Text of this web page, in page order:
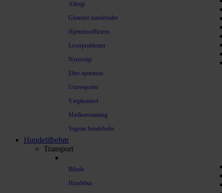
Allergi
Glutenfri hundefoder
Hjerteinsufficiens
Leverproblemer
Nyresvigt
Efter operation
Urinvejssten
Vægtkontrol
Mælkeerstatning
Vegetar hundefoder
Hundetilbehør
Transport
Bilsele
Hundebur